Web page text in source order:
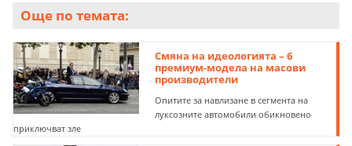
Още по темата:
Смяна на идеологията – 6
премиум-модела на масови
производители
Опитите за навлизане в сегмента на
луксозните автомобили обикновено
приключват зле